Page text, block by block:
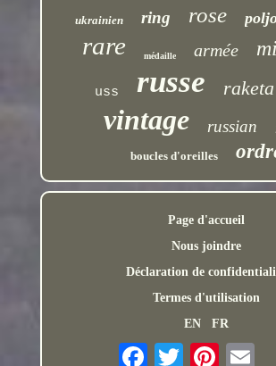
ukrainien ring rose
rare médaille armée
uss russe raketa
vintage russian
boucles d'oreilles
Page d'accueil
Nous joindre
Déclaration de
Termes d'utilisation
EN
FR